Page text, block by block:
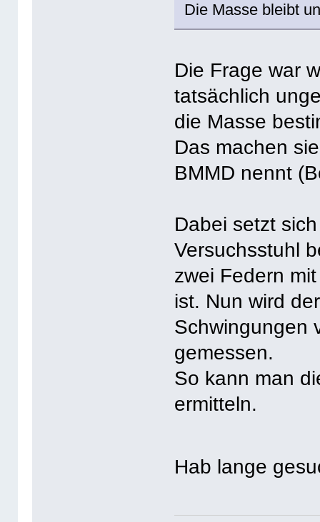
Die Masse bleibt
Die Frage war
tatsächlich
die Masse
Das machen
BMMD nennt
Dabei setzt
Versuchsstuhl
zwei Federn
ist. Nun wird
Schwingungen
gemessen.
So kann man
ermitteln.
Hab lange